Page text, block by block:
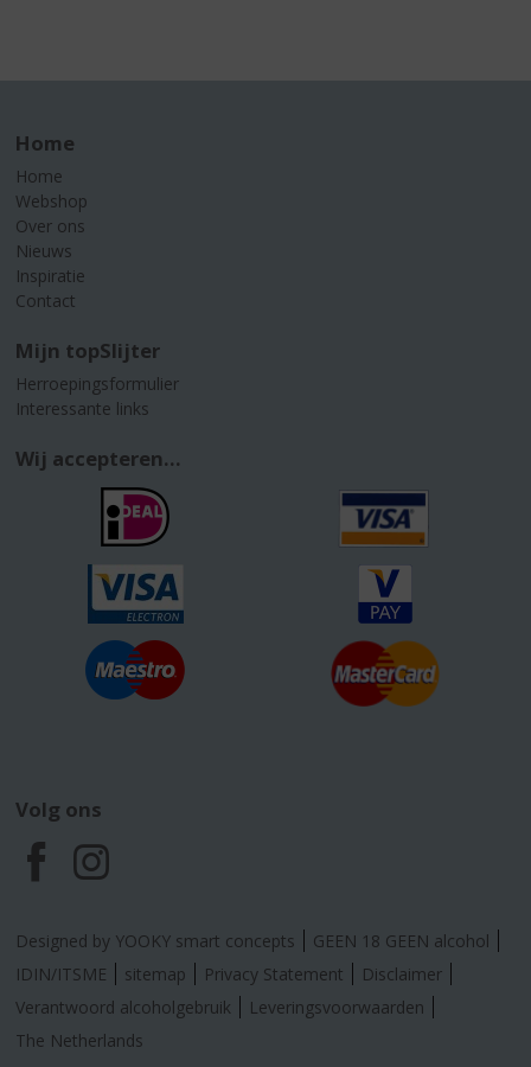
Home
Home
Webshop
Over ons
Nieuws
Inspiratie
Contact
Mijn topSlijter
Herroepingsformulier
Interessante links
Wij accepteren...
Volg ons
F
a
c
e
I
n
s
t
Designed by YOOKY smart concepts
GEEN 18 GEEN alcohol
IDIN/ITSME
sitemap Privacy Statement
Disclaimer
Verantwoord alcoholgebruik
Leveringsvoorwaarden
The Netherlands